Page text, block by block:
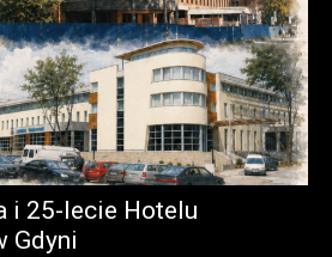
i 25-lecie Hotelu
Gdyni